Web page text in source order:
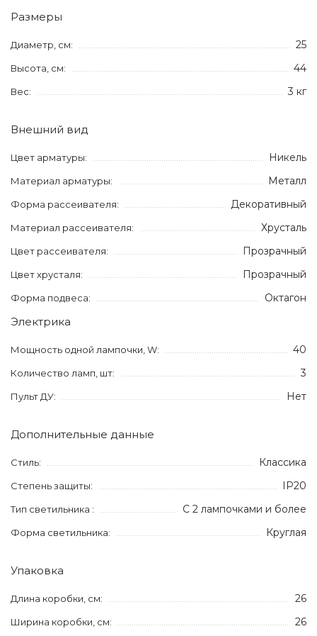
Размеры
Диаметр, см: 25
Высота, см: 44
Вес: 3 кг
Внешний вид
Цвет арматуры: Никель
Материал арматуры: Металл
Форма рассеивателя: Декоративный
Материал рассеивателя: Хрусталь
Цвет рассеивателя: Прозрачный
Цвет хрусталя: Прозрачный
Форма подвеса: Октагон
Электрика
Мощность одной лампочки, W: 40
Количество ламп, шт: 3
Пульт ДУ: Нет
Дополнительные данные
Стиль: Классика
Степень защиты: IP20
Тип светильника : С 2 лампочками и более
Форма светильника: Круглая
Упаковка
Длина коробки, см: 26
Ширина коробки, см: 26